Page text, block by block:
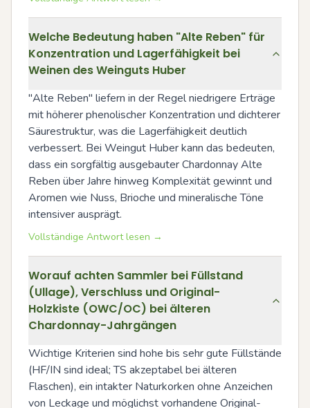
Welche Bedeutung haben "Alte Reben" für
Konzentration und Lagerfähigkeit bei
Weinen des Weinguts Huber
"Alte Reben" liefern in der Regel niedrigere Erträge
mit höherer phenolischer Konzentration und dichterer
Säurestruktur, was die Lagerfähigkeit deutlich
verbessert. Bei Weingut Huber kann das bedeuten,
dass ein sorgfältig ausgebauter Chardonnay Alte
Reben über Jahre hinweg Komplexität gewinnt und
Aromen wie Nuss, Brioche und mineralische Töne
intensiver ausprägt.
Vollständige Antwort lesen →
Worauf achten Sammler bei Füllstand
(Ullage), Verschluss und Original-
Holzkiste (OWC/OC) bei älteren
Chardonnay-Jahrgängen
Wichtige Kriterien sind hohe bis sehr gute Füllstände
(HF/IN sind ideal; TS akzeptabel bei älteren
Flaschen), ein intakter Naturkorken ohne Anzeichen
von Leckage und möglichst vorhandene Original-